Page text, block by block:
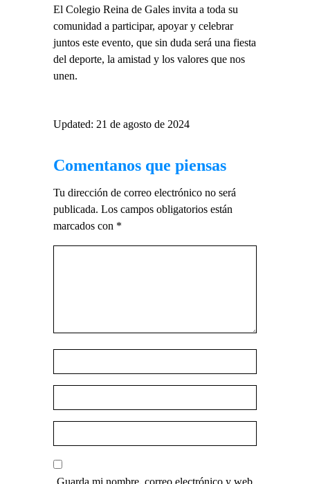
El Colegio Reina de Gales invita a toda su
comunidad a participar, apoyar y celebrar
juntos este evento, que sin duda será una fiesta
del deporte, la amistad y los valores que nos
unen.
Updated: 21 de agosto de 2024
Comentanos que piensas
Tu dirección de correo electrónico no será
publicada. Los campos obligatorios están
marcados con *